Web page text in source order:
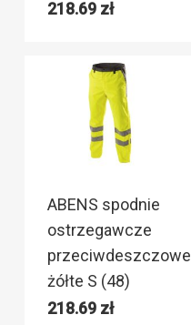
218.69 zł
ABENS spodnie
ostrzegawcze
przeciwdeszczowe
żółte S (48)
218.69 zł